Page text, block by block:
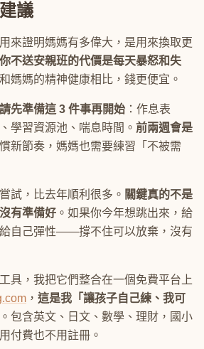
議
來證明媽媽有多偉大，是用來換取更
不送安親班的代價是每天暴怒和失
媽的精神健康相比，錢更便宜。
請先準備這 3 件事再開始 ：作息表
學習資源池、喘息時間。 前兩週會是
新節奏，媽媽也需要練習「不被需
試，比去年順利很多。 關鍵真的不是
有準備好 。如果你今年想跳出來，給
自己彈性——撐不住可以放棄，沒有
具，我把它們整合在一個免費平台上
， 這是我「讓孩子自己練、我可
。包含英文、日文、數學、理財，國小
付費也不用註冊。